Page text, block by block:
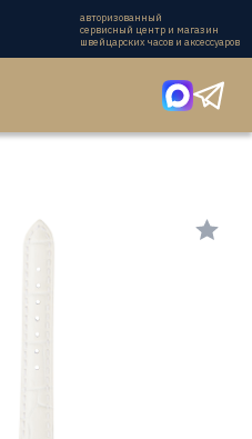
авторизованный
сервисный центр и магазин
швейцарских часов и аксессуаров